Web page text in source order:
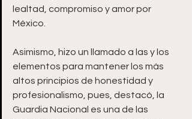
lealtad, compromiso y amor por
México.
Asimismo, hizo un llamado a las y los
elementos para mantener los más
altos principios de honestidad y
profesionalismo, pues, destacó, la
Guardia Nacional es una de las